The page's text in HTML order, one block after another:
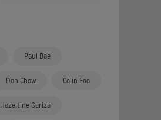
Paul Bae
Don Chow Colin Foo
Hazeltine Gariza